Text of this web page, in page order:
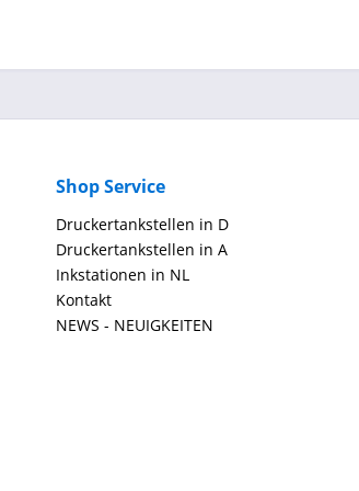
Shop Service
Druckertankstellen in D
Druckertankstellen in A
Inkstationen in NL
Kontakt
NEWS - NEUIGKEITEN